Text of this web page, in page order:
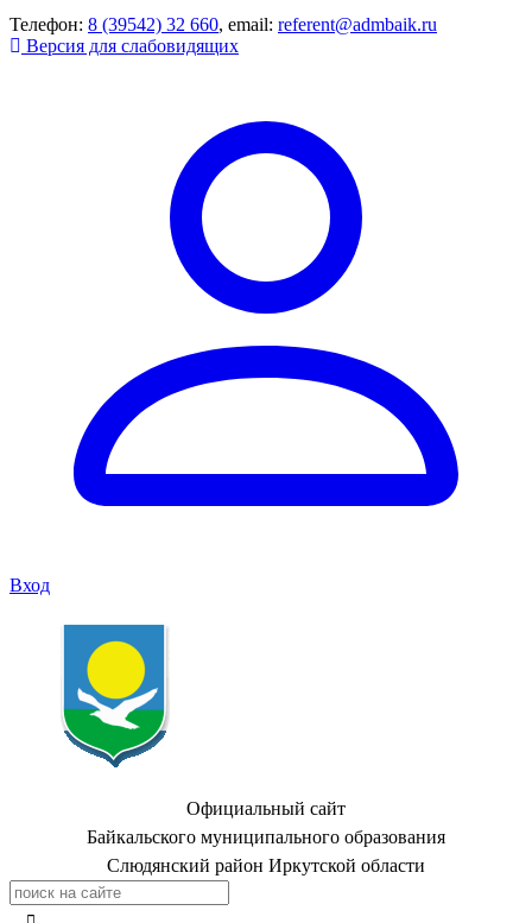
Телефон: 8 (39542) 32 660, email: referent@admbaik.ru
Версия для слабовидящих
Вход
Официальный сайт
Байкальского муниципального образования
Слюдянский район Иркутской области